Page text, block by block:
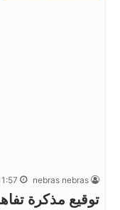
nebras nebras 11:57 ص 07/06/
توقيع مذكرة